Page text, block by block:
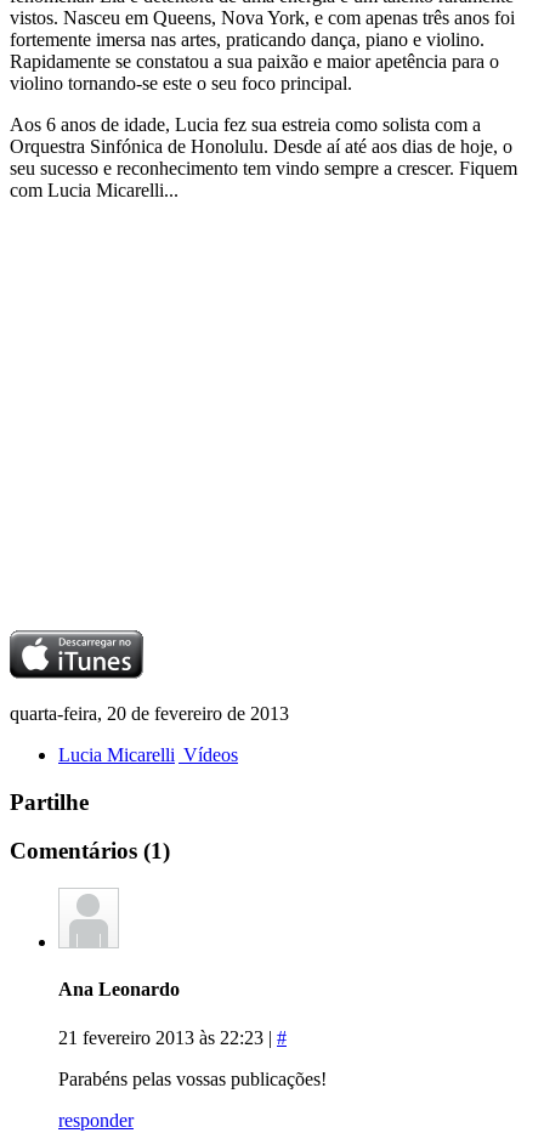
vistos. Nasceu em Queens, Nova York, e com apenas três anos foi
fortemente imersa nas artes, praticando dança, piano e violino.
Rapidamente se constatou a sua paixão e maior apetência para o
violino tornando-se este o seu foco principal.
Aos 6 anos de idade, Lucia fez sua estreia como solista com a
Orquestra Sinfónica de Honolulu. Desde aí até aos dias de hoje, o
seu sucesso e reconhecimento tem vindo sempre a crescer. Fiquem
com Lucia Micarelli...
quarta-feira, 20 de fevereiro de 2013
Lucia Micarelli Vídeos
Partilhe
Comentários (1)
Ana Leonardo
21 fevereiro 2013 às 22:23 | #
Parabéns pelas vossas publicações!
responder